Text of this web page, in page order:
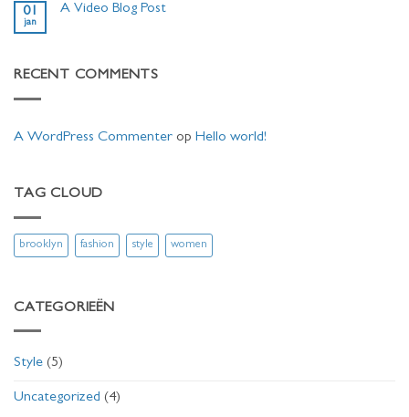
A
A
01
jan
A Video Blog Post
Video
RECENT COMMENTS
A WordPress Commenter op Hello world!
TAG CLOUD
brooklyn fashion style women
CATEGORIEËN
Style (5)
Uncategorized (4)